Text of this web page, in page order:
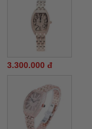
3.300.000 đ